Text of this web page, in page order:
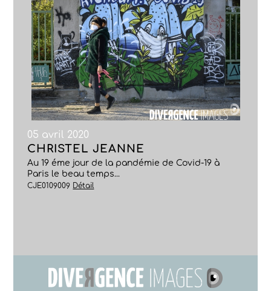
05 avril 2020
CHRISTEL JEANNE
Au 19 éme jour de la pandémie de Covid-19 à
Paris le beau temps...
CJE0109009 Détail